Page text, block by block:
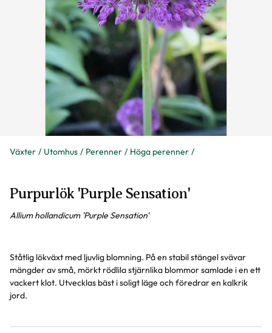
Växter Utomhus Perenner Höga perenner
Purpurlök 'Purple Sensation'
Allium hollandicum 'Purple Sensation'
Ståtlig lökväxt med ljuvlig blomning. På en stabil stängel svävar
mängder av små, mörkt rödlila stjärnlika blommor samlade i en ett
vackert klot. Utvecklas bäst i soligt läge och föredrar en kalkrik
jord.